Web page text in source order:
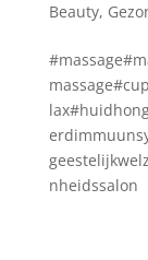
Beauty,
nheidssalon